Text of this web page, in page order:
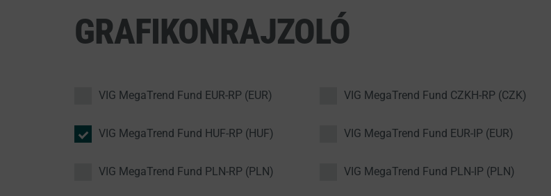
GRAFIKONRAJZOLÓ
VIG MegaTrend Fund EUR-RP (EUR) VIG MegaTrend Fund CZKH-RP (CZK)
VIG MegaTrend Fund HUF-RP (HUF) VIG MegaTrend Fund EUR-IP (EUR)
VIG MegaTrend Fund PLN-RP (PLN) VIG MegaTrend Fund PLN-IP (PLN)